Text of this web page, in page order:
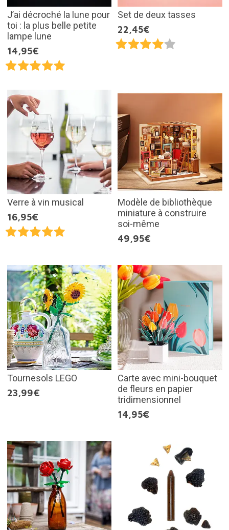
J’ai décroché la lune pour
toi : la plus belle petite
lampe lune
14,95€
Set de deux tasses
22,45€
Verre à vin musical
16,95€
Modèle de bibliothèque
miniature à construire
soi-même
49,95€
Tournesols LEGO
23,99€
Carte avec mini-bouquet
de fleurs en papier
tridimensionnel
14,95€